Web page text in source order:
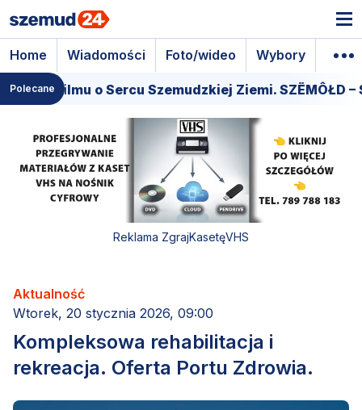
Home Wiadomości Foto/wideo Wybory
Polecane
filmu o Sercu Szemudzkiej Ziemi. SZËMÔŁD –
Reklama ZgrajKasetęVHS
Aktualność
Wtorek, 20 stycznia 2026, 09:00
Kompleksowa rehabilitacja i
rekreacja. Oferta Portu Zdrowia.